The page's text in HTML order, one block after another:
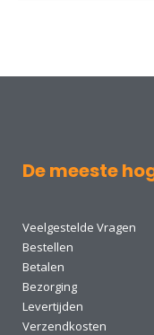
De meeste
Veelgestelde Vragen
Bestellen
Betalen
Bezorging
Levertijden
Verzendkosten